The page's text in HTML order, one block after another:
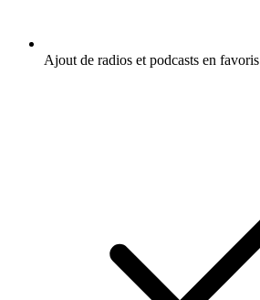
Ajout de radios et podcasts en favoris